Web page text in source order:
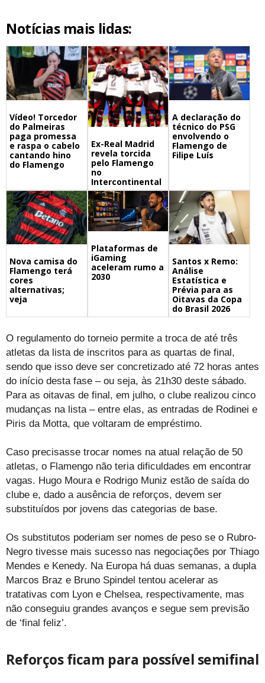
Notícias mais lidas:
Vídeo! Torcedor
do Palmeiras
paga promessa
e raspa o cabelo
cantando hino
do Flamengo
Ex-Real Madrid
revela torcida
pelo Flamengo
no
Intercontinental
A declaração do
técnico do PSG
envolvendo o
Flamengo de
Filipe Luís
Nova camisa do
Flamengo terá
cores
alternativas;
veja
Plataformas de
iGaming
aceleram rumo a
2030
Santos x Remo:
Análise
Estatística e
Prévia para as
Oitavas da Copa
do Brasil 2026
O regulamento do torneio permite a troca de até três
atletas da lista de inscritos para as quartas de final,
sendo que isso deve ser concretizado até 72 horas antes
do início desta fase – ou seja, às 21h30 deste sábado.
Para as oitavas de final, em julho, o clube realizou cinco
mudanças na lista – entre elas, as entradas de Rodinei e
Piris da Motta, que voltaram de empréstimo.
Caso precisasse trocar nomes na atual relação de 50
atletas, o Flamengo não teria dificuldades em encontrar
vagas. Hugo Moura e Rodrigo Muniz estão de saída do
clube e, dado a ausência de reforços, devem ser
substituídos por jovens das categorias de base.
Os substitutos poderiam ser nomes de peso se o Rubro-
Negro tivesse mais sucesso nas negociações por Thiago
Mendes e Kenedy. Na Europa há duas semanas, a dupla
Marcos Braz e Bruno Spindel tentou acelerar as
tratativas com Lyon e Chelsea, respectivamente, mas
não conseguiu grandes avanços e segue sem previsão
de ‘final feliz’.
Reforços ficam para possível semifinal